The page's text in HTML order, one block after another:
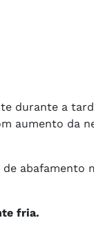
durante a
aumento da
de
fria.